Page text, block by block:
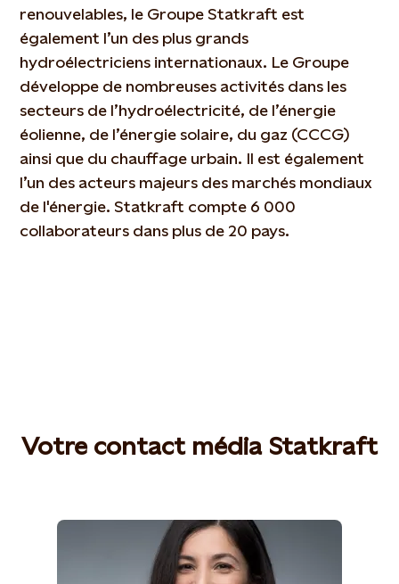
renouvelables, le Groupe Statkraft est
également l’un des plus grands
hydroélectriciens internationaux. Le Groupe
développe de nombreuses activités dans les
secteurs de l’hydroélectricité, de l’énergie
éolienne, de l’énergie solaire, du gaz (CCCG)
ainsi que du chauffage urbain. Il est également
l’un des acteurs majeurs des marchés mondiaux
de l'énergie. Statkraft compte 6 000
collaborateurs dans plus de 20 pays.
Votre contact média Statkraft